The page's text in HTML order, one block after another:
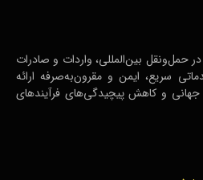
بین‌المللی، واردات و صادرات
سریع، ایمن و مقرون‌به‌صرفه ارائه
و کاهش پیچیدگی‌های فرآیندهای